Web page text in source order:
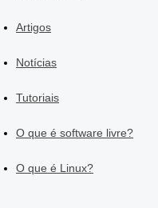
Artigos
Notícias
Tutoriais
O que é software livre?
O que é Linux?